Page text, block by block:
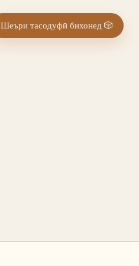
Шеъри тасодуфӣ бихонед 🎲